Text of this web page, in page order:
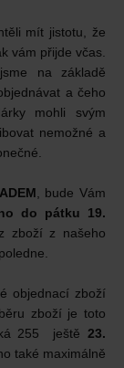
mít jistotu, že
vám přijde včas.
na základě
a čeho
mohli svým
nemožné a
, bude Vám
do pátku 19.
zboží z našeho
objednací zboží
zboží je toto
255 ještě 23.
také maximálně